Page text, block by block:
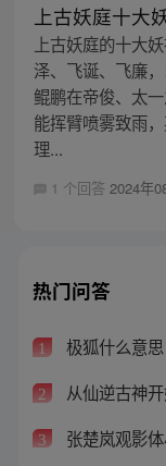
上古妖庭十大
上古妖庭的十大
泽、飞诞、飞廉
鲲鹏在帝俊、太
能挥臂喷雾致雨
理...
1 个回答 2024年
热门问答
1 极狐什么意思
2 从仙逆古神
3 张楚岚观影